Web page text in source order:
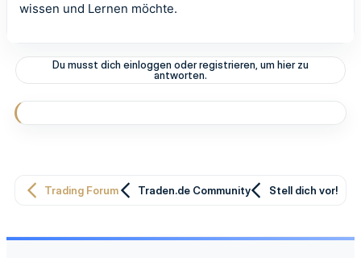
wissen und Lernen möchte.
Du musst dich einloggen oder registrieren, um hier zu
antworten.
Trading Forum Traden.de Community Stell dich vor!